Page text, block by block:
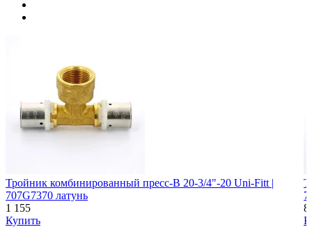
Тройник комбинированный пресс-В 20-3/4"-20 Uni-Fitt |
707G7370 латунь
1 155
Купить